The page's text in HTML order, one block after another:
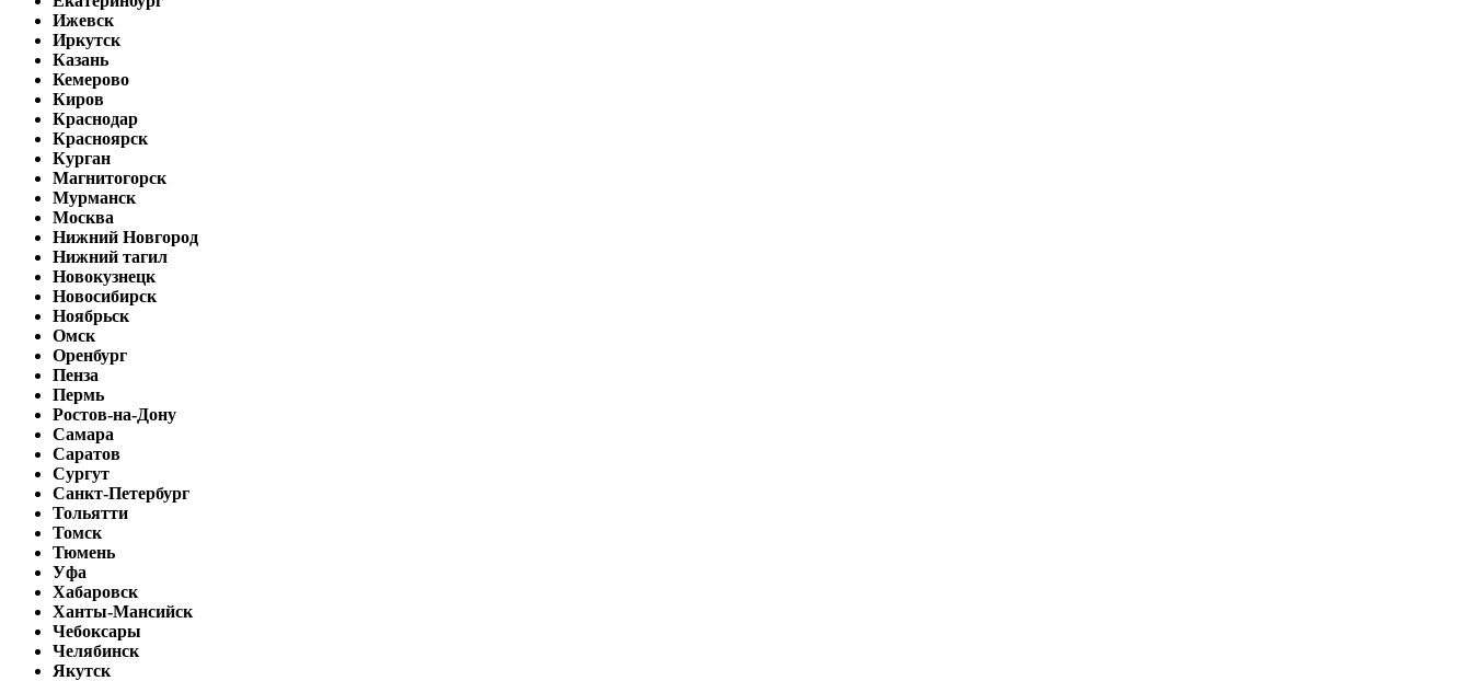
Ижевск
Иркутск
Казань
Кемерово
Киров
Краснодар
Красноярск
Курган
Магнитогорск
Мурманск
Москва
Нижний Новгород
Нижний тагил
Новокузнецк
Новосибирск
Ноябрьск
Омск
Оренбург
Пенза
Пермь
Ростов-на-Дону
Самара
Саратов
Сургут
Санкт-Петербург
Тольятти
Томск
Тюмень
Уфа
Хабаровск
Ханты-Мансийск
Чебоксары
Челябинск
Якутск